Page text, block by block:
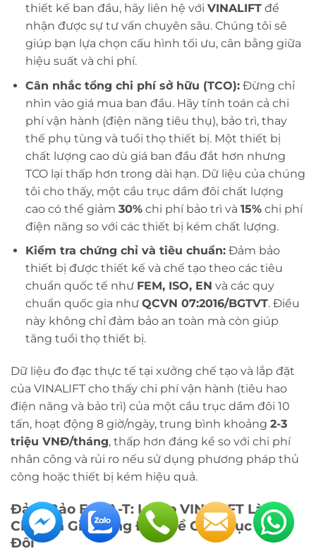
thiết kế ban đầu, hãy liên hệ với VINALIFTđể
nhận được sự tư vấn chuyên sâu. Chúng tôi sẽ
giúp bạn lựa chọn cấu hình tối ưu, cân bằng giữa
hiệu suất và chi phí.
Cân nhắc tổng chi phí sở hữu (TCO):Đừng chỉ
nhìn vào giá mua ban đầu. Hãy tính toán cả chi
phí vận hành (điện năng tiêu thụ), bảo trì, thay
thế phụ tùng và tuổi thọ thiết bị. Một thiết bị
chất lượng cao dù giá ban đầu đắt hơn nhưng
TCO lại thấp hơn trong dài hạn. Dữ liệu của chúng
tôi cho thấy, một cầu trục dầm đôi chất lượng
cao có thể giảm 30%chi phí bảo trì và 15%chi phí
điện năng so với các thiết bị kém chất lượng.
Kiểm tra chứng chỉ và tiêu chuẩn:Đảm bảo
thiết bị được thiết kế và chế tạo theo các tiêu
chuẩn quốc tế như FEM, ISO, EN và các quy
chuẩn quốc gia như QCVN 07:2016/BGTVT. Điều
này không chỉ đảm bảo an toàn mà còn giúp
tăng tuổi thọ thiết bị.
Dữ liệu đo đạc thực tế tại xưởng chế tạo và lắp đặt
của VINALIFT cho thấy chi phí vận hành (tiêu hao
điện năng và bảo trì) của một cầu trục dầm đôi 10
tấn, hoạt động 8 giờ/ngày, trung bình khoảng 2-3
triệu VNĐ/tháng, thấp hơn đáng kể so với chi phí
nhân công và rủi ro nếu sử dụng phương pháp thủ
công hoặc thiết bị kém hiệu quả.
Đảm Bảo E-E-A-T: Lý Do VINALIFT Là
Chuyên Gia Hàng Đầu Về Cầu Trục Dầm
Đôi